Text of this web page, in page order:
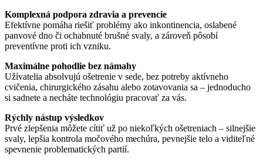
Komplexná podpora zdravia a prevencie
Efektívne pomáha riešiť problémy ako inkontinencia, oslabené
panvové dno či ochabnuté brušné svaly, a zároveň pôsobí
preventívne proti ich vzniku.
Maximálne pohodlie bez námahy
Užívatelia absolvujú ošetrenie v sede, bez potreby aktívneho
cvičenia, chirurgického zásahu alebo zotavovania sa – jednoducho
si sadnete a necháte technológiu pracovať za vás.
Rýchly nástup výsledkov
Prvé zlepšenia môžete cítiť už po niekoľkých ošetreniach – silnejšie
svaly, lepšia kontrola močového mechúra, pevnejšie telo a viditeľné
spevnenie problematických partií.